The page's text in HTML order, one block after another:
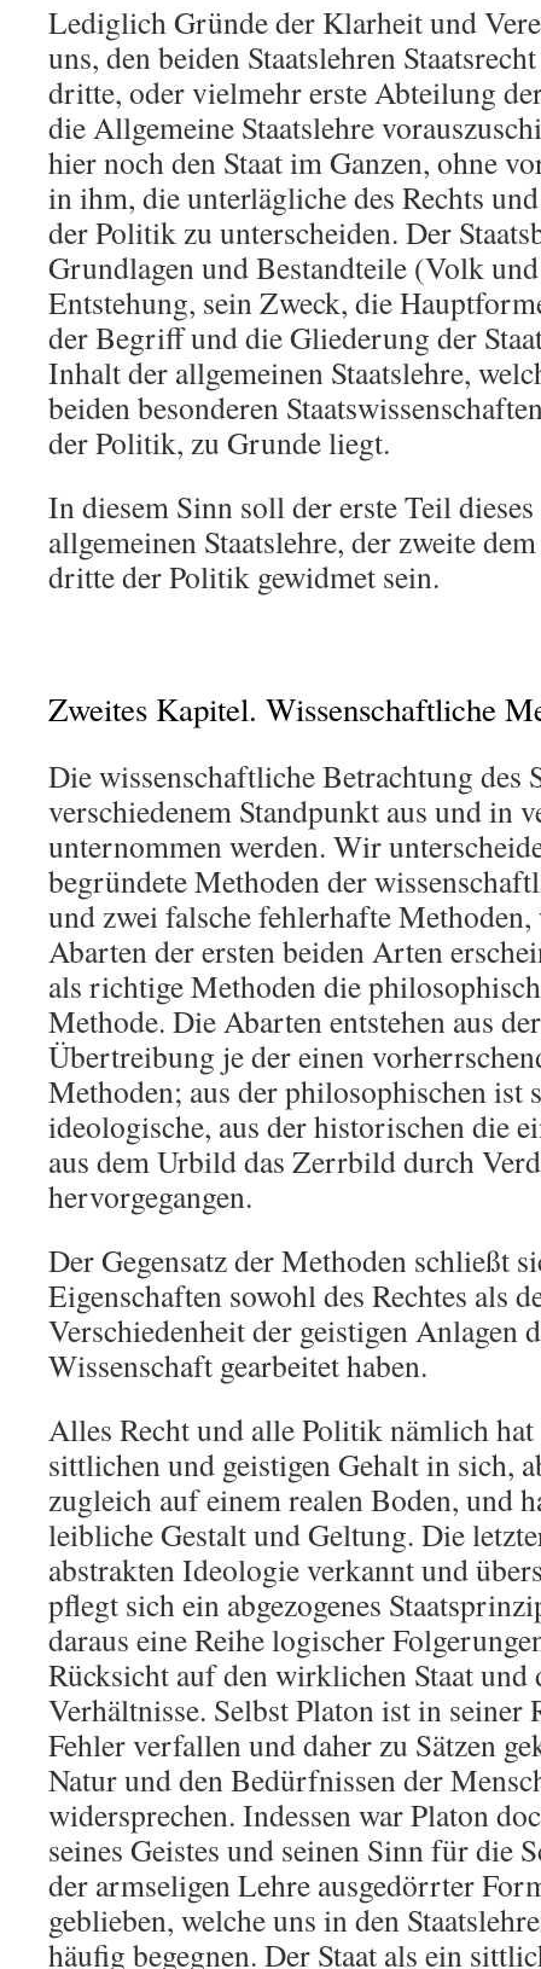
Lediglich Gründe der Klarheit und
uns, den beiden Staatslehren
dritte, oder vielmehr erste Abteilung
die Allgemeine Staatslehre
hier noch den Staat im Ganzen, ohne
in ihm, die unterlägliche des Rechts
der Politik zu unterscheiden. Der
Grundlagen und Bestandteile (Volk
Entstehung, sein Zweck, die
der Begriff und die Gliederung der
Inhalt der allgemeinen Staatslehre,
beiden besonderen
der Politik, zu Grunde liegt.
In diesem Sinn soll der erste Teil
allgemeinen Staatslehre, der zweite
dritte der Politik gewidmet sein.
Zweites Kapitel. Wissenschaftliche
Die wissenschaftliche Betrachtung des
verschiedenem Standpunkt aus und in
unternommen werden. Wir
begründete Methoden der
und zwei falsche fehlerhafte Methoden,
Abarten der ersten beiden Arten
als richtige Methoden die
Methode. Die Abarten entstehen aus
Übertreibung je der einen
Methoden; aus der philosophischen ist
ideologische, aus der historischen die
aus dem Urbild das Zerrbild durch
hervorgegangen.
Der Gegensatz der Methoden schließt
Eigenschaften sowohl des Rechtes als
Verschiedenheit der geistigen Anlagen
Wissenschaft gearbeitet haben.
Alles Recht und alle Politik nämlich hat
sittlichen und geistigen Gehalt in sich,
zugleich auf einem realen Boden, und
leibliche Gestalt und Geltung. Die
abstrakten Ideologie verkannt und
pflegt sich ein abgezogenes
daraus eine Reihe logischer
Rücksicht auf den wirklichen Staat und
Verhältnisse. Selbst Platon ist in seiner
Fehler verfallen und daher zu Sätzen
Natur und den Bedürfnissen der
widersprechen. Indessen war Platon
seines Geistes und seinen Sinn für die
der armseligen Lehre ausgedörrter
geblieben, welche uns in den
häufig begegnen. Der Staat als ein